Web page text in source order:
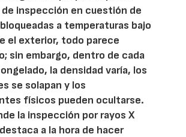
inspección en cuestión de
a temperaturas bajo
el exterior, todo parece
sin embargo, dentro de cada
la densidad varía, los
se solapan y los
físicos pueden ocultarse.
la inspección por rayos X
a la hora de hacer